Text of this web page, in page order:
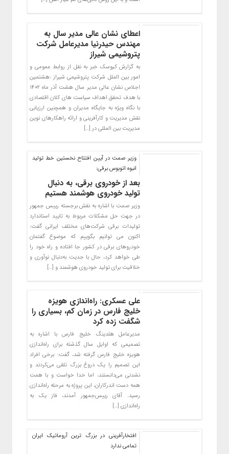
اعطای نشان عالی مدیر سال به
مهندس حیدرنیا مدیرعامل شرکت
پتروشیمی شیراز
به گزارش کیوسک خبر به نقل از روابط عمومی و
امور بین الملل شرکت پتروشیمی شیراز :هشتمین
اجلاس نشان عالی مدیر سال هشت آذر ماه ۱۴۰۲
با هدف تحقق اهداف سیاست های کلان اقتصادی
با نگاه ویژه به جایگاه مدیران و همچنین ارزیابی
نقش مدیریت و کارآفرینی و ارائه راهکارهای نوین
مدیریت بین المللی در […]
وزیر صمت در آیین افتتاح نخستین خط تولید
انبوه اتوبوس برقی:
بعد از خودروی برقی، به دنبال
تولید خودروی هوشمند هستیم
وزیر صمت با اشاره به نقش برجسته رییس جمهور
در جهت حل مشکلات مربوط به تایید استاندارد
تولیدات برقی شرکت‌های مختلف ایرانی گفت:
اکنون می توانیم بگوییم که موضوع گفتمان
خودروهای برقی در کشور جا افتاده و راه خود را
طی خواهد کرد، حال با جدیت به‌دنبال نوآوری و
خلاقیت برای تولید خودروی هوشمند و […]
علی عسکری: راه‌اندازی هویزه
خلیج فارس در زمان کم، بسیاری را
شگفت زده کرد
مدیرعامل هلدینگ خلیج فارس با اشاره به
تصمیمی که اوایل سال گذشته برای راه‌اندازی
هویزه خلیج فارس گرفته شد، گفت: برخی افراد
این تصمیم را یک دروغ بزرگ تلقی می‌کردند و
نشدنی می‌دانستند، اما خدا خواست و با همت
همه دست اندرکاران، این پروژه به مرحله راه‌اندازی
رسید. آقای رییس‌جمهور آمدند، فاز یک به
راه‌اندازی […]
افتخارآفرینی در بزرگ ترین آروماتیک ایران
تمامی ندارد